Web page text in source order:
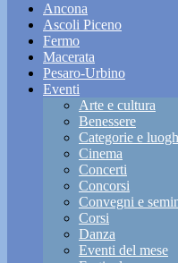
Ancona
Ascoli Piceno
Fermo
Macerata
Pesaro-Urbino
Eventi
Arte e cultura
Benessere
Categorie e
Cinema
Concerti
Concorsi
Convegni e
Corsi
Danza
Eventi del mese